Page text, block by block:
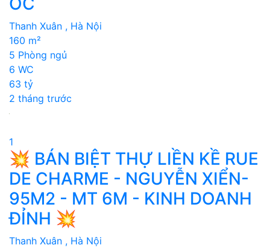
Thanh Xuân , Hà Nội
160 m²
5 Phòng ngủ
6 WC
63 tỷ
2 tháng trước
1
💥 BÁN BIỆT THỰ LIỀN KỀ RUE
DE CHARME - NGUYỄN XIỂN-
95M2 - MT 6M - KINH DOANH
ĐỈNH 💥
Thanh Xuân , Hà Nội